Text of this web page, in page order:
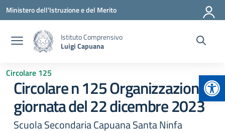
Vai ai contenuti
Vai al menu di navigazione
Vai al footer
Ministero dell'Istruzione e del Merito
Istituto Comprensivo
Luigi Capuana
Circolare 125
Circolare n 125 Organizzazione
giornata del 22 dicembre 2023
Scuola Secondaria Capuana Santa Ninfa